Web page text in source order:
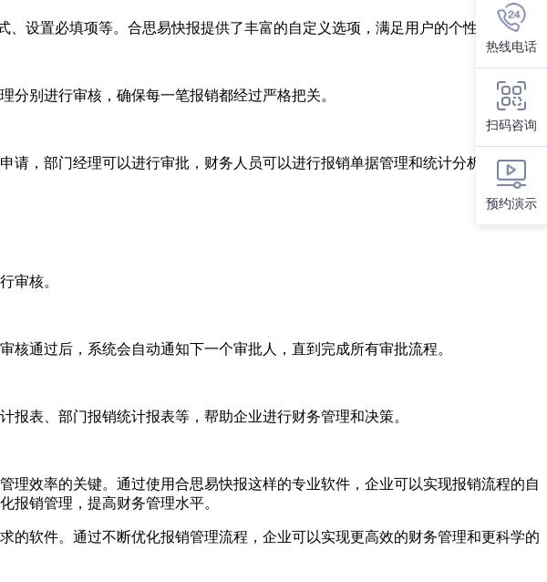
设置必填项等。合思易快报提供了丰富的自定义选项，满足用户的个性化需求。
别进行审核，确保每一笔报销都经过严格把关。
，部门经理可以进行审批，财务人员可以进行报销单据管理和统计分析。
审核。
通过后，系统会自动通知下一个审批人，直到完成所有审批流程。
表、部门报销统计报表等，帮助企业进行财务管理和决策。
效率的关键。通过使用合思易快报这样的专业软件，企业可以实现报销流程的自
报销管理，提高财务管理水平。
软件。通过不断优化报销管理流程，企业可以实现更高效的财务管理和更科学的
热线电话
扫码咨询
预约演示